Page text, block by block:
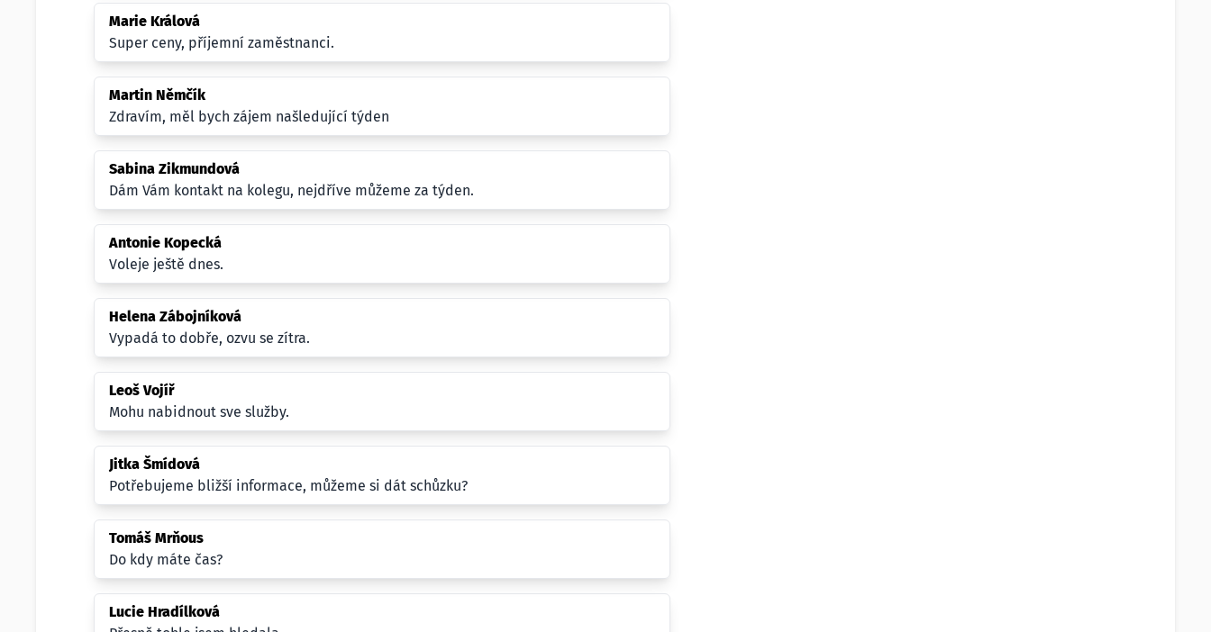
Marie Králová
Super ceny, příjemní zaměstnanci.
Martin Němčík
Zdravím, měl bych zájem našledující týden
Sabina Zikmundová
Dám Vám kontakt na kolegu, nejdříve můžeme za týden.
Antonie Kopecká
Voleje ještě dnes.
Helena Zábojníková
Vypadá to dobře, ozvu se zítra.
Leoš Vojíř
Mohu nabidnout sve služby.
Jitka Šmídová
Potřebujeme bližší informace, můžeme si dát schůzku?
Tomáš Mrňous
Do kdy máte čas?
Lucie Hradílková